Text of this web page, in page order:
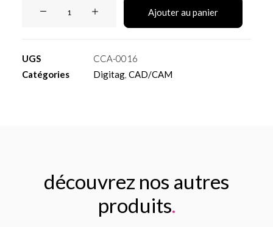
Ajouter au panier
UGS
CCA-0016
Catégories
Digitag, CAD/CAM
découvrez nos autres
produits.